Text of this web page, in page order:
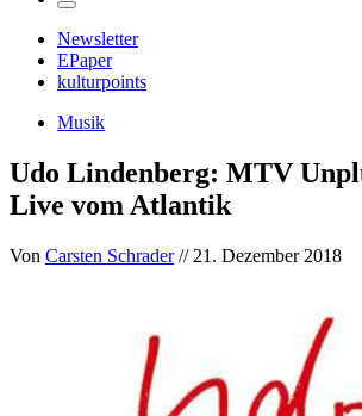
Newsletter
EPaper
kulturpoints
Musik
Udo Lindenberg: MTV
Live vom Atlantik
Von Carsten Schrader// 21. Dezember 2018